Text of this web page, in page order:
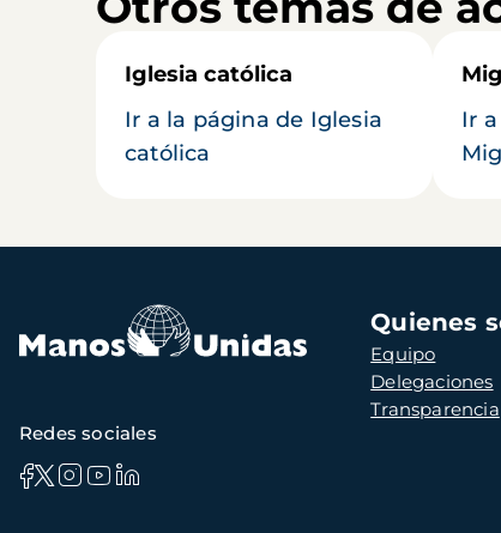
Iglesia católica
Ir a la página de Iglesia
católica
Ir
Navegación
principal
Quienes
Equipo
Delegaciones
Transparencia
Redes sociales